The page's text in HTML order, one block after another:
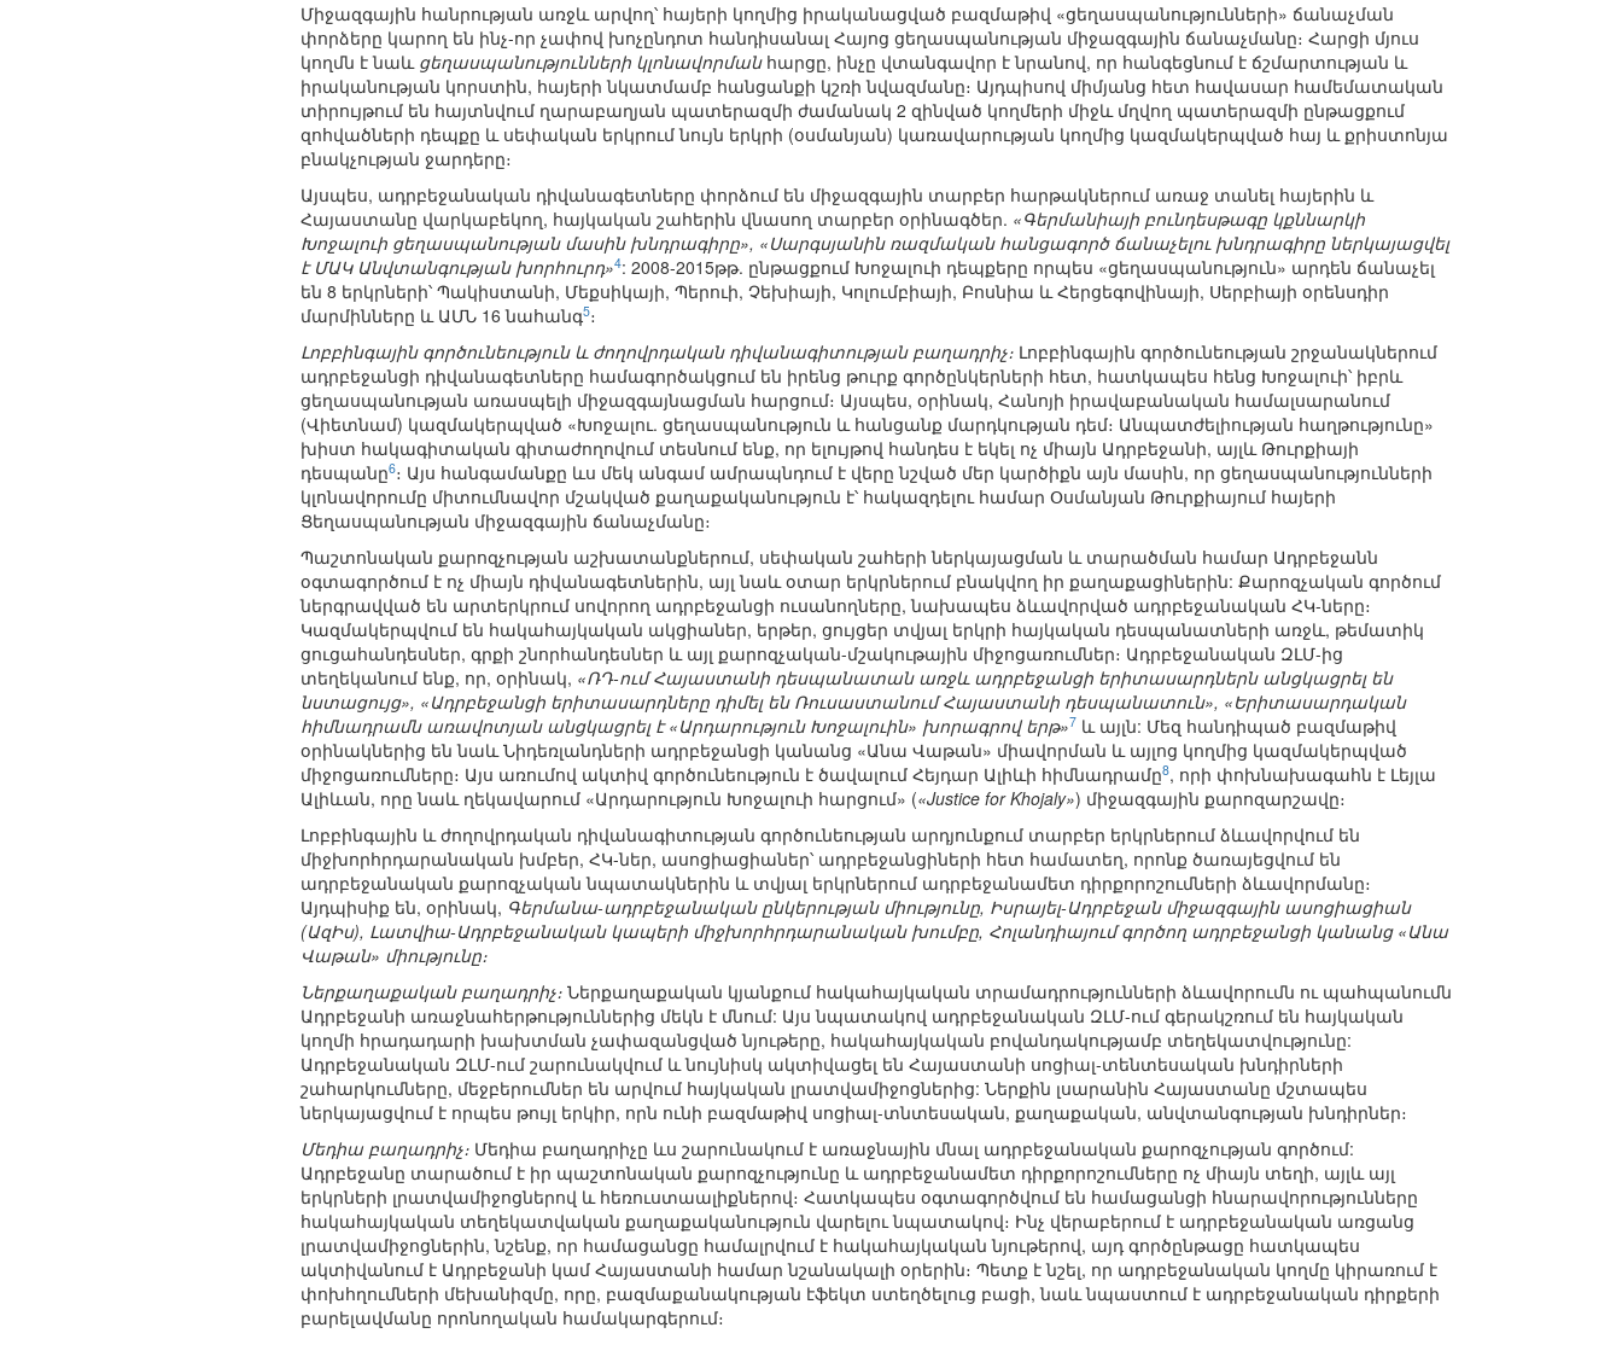
Միջազգային հանրության առջև արվող՝ հայերի կողմից իրականացված բազմաթիվ «ցեղասպանությունների» ճանաչման
փորձերը կարող են ինչ-որ չափով խոչընդոտ հանդիսանալ Հայոց ցեղասպանության միջազգային ճանաչմանը։ Հարցի մյուս
կողմն է նաև ցեղասպանությունների կլոնավորմանհարցը, ինչը վտանգավոր է նրանով, որ հանգեցնում է ճշմարտության և
իրականության կորստին, հայերի նկատմամբ հանցանքի կշռի նվազմանը։ Այդպիսով միմյանց հետ հավասար համեմատական
տիրույթում են հայտնվում ղարաբաղյան պատերազմի ժամանակ 2 զինված կողմերի միջև մղվող պատերազմի ընթացքում
զոհվածների դեպքը և սեփական երկրում նույն երկրի (օսմանյան) կառավարության կողմից կազմակերպված հայ և քրիստոնյա
բնակչության ջարդերը։
Այսպես, ադրբեջանական դիվանագետները փորձում են միջազգային տարբեր հարթակներում առաջ տանել հայերին և
Հայաստանը վարկաբեկող, հայկական շահերին վնասող տարբեր օրինագծեր. «Գերմանիայի բունդեսթագը կքննարկի
Խոջալուի ցեղասպանության մասին խնդրագիրը», «Սարգսյանին ռազմական հանցագործ ճանաչելու խնդրագիրը ներկայացվել
է ՄԱԿ Անվտանգության խորհուրդ»4: 2008-2015թթ. ընթացքում Խոջալուի դեպքերը որպես «ցեղասպանություն» արդեն ճանաչել
են 8 երկրների՝ Պակիստանի, Մեքսիկայի, Պերուի, Չեխիայի, Կոլումբիայի, Բոսնիա և Հերցեգովինայի, Սերբիայի օրենսդիր
մարմինները և ԱՄՆ 16 նահանգ5։
Լոբբինգային գործունեություն և ժողովրդական դիվանագիտության բաղադրիչ։ Լոբբինգային գործունեության շրջանակներում
ադրբեջանցի դիվանագետները համագործակցում են իրենց թուրք գործընկերների հետ, հատկապես հենց Խոջալուի՝ իբրև
ցեղասպանության առասպելի միջազգայնացման հարցում։ Այսպես, օրինակ, Հանոյի իրավաբանական համալսարանում
(Վիետնամ) կազմակերպված «Խոջալու. ցեղասպանություն և հանցանք մարդկության դեմ։ Անպատժելիության հաղթությունը»
խիստ հակագիտական գիտաժողովում տեսնում ենք, որ ելույթով հանդես է եկել ոչ միայն Ադրբեջանի, այլև Թուրքիայի
դեսպանը6։ Այս հանգամանքը ևս մեկ անգամ ամրապնդում է վերը նշված մեր կարծիքն այն մասին, որ ցեղասպանությունների
կլոնավորումը միտումնավոր մշակված քաղաքականություն է՝ հակազդելու համար Օսմանյան Թուրքիայում հայերի
Ցեղասպանության միջազգային ճանաչմանը։
Պաշտոնական քարոզչության աշխատանքներում, սեփական շահերի ներկայացման և տարածման համար Ադրբեջանն
օգտագործում է ոչ միայն դիվանագետներին, այլ նաև օտար երկրներում բնակվող իր քաղաքացիներին: Քարոզչական գործում
ներգրավված են արտերկրում սովորող ադրբեջանցի ուսանողները, նախապես ձևավորված ադրբեջանական ՀԿ-ները։
Կազմակերպվում են հակահայկական ակցիաներ, երթեր, ցույցեր տվյալ երկրի հայկական դեսպանատների առջև, թեմատիկ
ցուցահանդեսներ, գրքի շնորհանդեսներ և այլ քարոզչական-մշակութային միջոցառումներ։ Ադրբեջանական ԶԼՄ-ից
տեղեկանում ենք, որ, օրինակ, «ՌԴ-ում Հայաստանի դեսպանատան առջև ադրբեջանցի երիտասարդներն անցկացրել են
նստացույց», «Ադրբեջանցի երիտասարդները դիմել են Ռուսաստանում Հայաստանի դեսպանատուն», «Երիտասարդական
հիմնադրամն առավոտյան անցկացրել է «Արդարություն Խոջալուին» խորագրով երթ»7 և այլն: Մեզ հանդիպած բազմաթիվ
օրինակներից են նաև Նիդեռլանդների ադրբեջանցի կանանց «Անա Վաթան» միավորման և այլոց կողմից կազմակերպված
միջոցառումները։ Այս առումով ակտիվ գործունեություն է ծավալում Հեյդար Ալիևի հիմնադրամը8, որի փոխնախագահն է Լեյլա
Ալիևան, որը նաև ղեկավարում «Արդարություն Խոջալուի հարցում» («Justice for Khojaly») միջազգային քարոզարշավը։
Լոբբինգային և ժողովրդական դիվանագիտության գործունեության արդյունքում տարբեր երկրներում ձևավորվում են
միջխորհրդարանական խմբեր, ՀԿ-ներ, ասոցիացիաներ՝ ադրբեջանցիների հետ համատեղ, որոնք ծառայեցվում են
ադրբեջանական քարոզչական նպատակներին և տվյալ երկրներում ադրբեջանամետ դիրքորոշումների ձևավորմանը։
Այդպիսիք են, օրինակ, Գերմանա-ադրբեջանական ընկերության միությունը, Իսրայել-Ադրբեջան միջազգային ասոցիացիան
(ԱզԻս), Լատվիա-Ադրբեջանական կապերի միջխորհրդարանական խումբը, Հոլանդիայում գործող ադրբեջանցի կանանց «Անա
Վաթան» միությունը։
Ներքաղաքական բաղադրիչ։ Ներքաղաքական կյանքում հակահայկական տրամադրությունների ձևավորումն ու պահպանումն
Ադրբեջանի առաջնահերթություններից մեկն է մնում: Այս նպատակով ադրբեջանական ԶԼՄ-ում գերակշռում են հայկական
կողմի հրադադարի խախտման չափազանցված նյութերը, հակահայկական բովանդակությամբ տեղեկատվությունը:
Ադրբեջանական ԶԼՄ-ում շարունակվում և նույնիսկ ակտիվացել են Հայաստանի սոցիալ-տենտեսական խնդիրների
շահարկումները, մեջբերումներ են արվում հայկական լրատվամիջոցներից: Ներքին լսարանին Հայաստանը մշտապես
ներկայացվում է որպես թույլ երկիր, որն ունի բազմաթիվ սոցիալ-տնտեսական, քաղաքական, անվտանգության խնդիրներ։
Մեդիա բաղադրիչ։ Մեդիա բաղադրիչը ևս շարունակում է առաջնային մնալ ադրբեջանական քարոզչության գործում:
Ադրբեջանը տարածում է իր պաշտոնական քարոզչությունը և ադրբեջանամետ դիրքորոշումները ոչ միայն տեղի, այլև այլ
երկրների լրատվամիջոցներով և հեռուստաալիքներով։ Հատկապես օգտագործվում են համացանցի հնարավորությունները
հակահայկական տեղեկատվական քաղաքականություն վարելու նպատակով։ Ինչ վերաբերում է ադրբեջանական առցանց
լրատվամիջոցներին, նշենք, որ համացանցը համալրվում է հակահայկական նյութերով, այդ գործընթացը հատկապես
ակտիվանում է Ադրբեջանի կամ Հայաստանի համար նշանակալի օրերին։ Պետք է նշել, որ ադրբեջանական կողմը կիրառում է
փոխհղումների մեխանիզմը, որը, բազմաքանակության էֆեկտ ստեղծելուց բացի, նաև նպաստում է ադրբեջանական դիրքերի
բարելավմանը որոնողական համակարգերում։